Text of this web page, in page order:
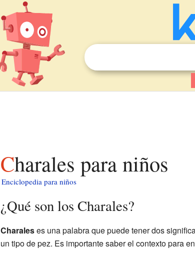
Charales para niños
Enciclopedia para niños
¿Qué son los Charales?
Charaleses una palabra que puede tener dos
un tipo de pez. Es importante saber el contexto para